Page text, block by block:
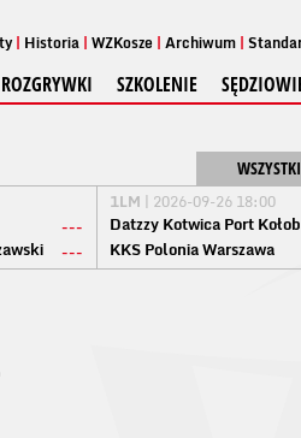
Historia WZKosze Archiwum
ROZGRYWKI SZKOLENIE
---
---
1LM | 2026-09-26 18:00
Datzzy Kotwica Port
KKS Polonia Warszawa